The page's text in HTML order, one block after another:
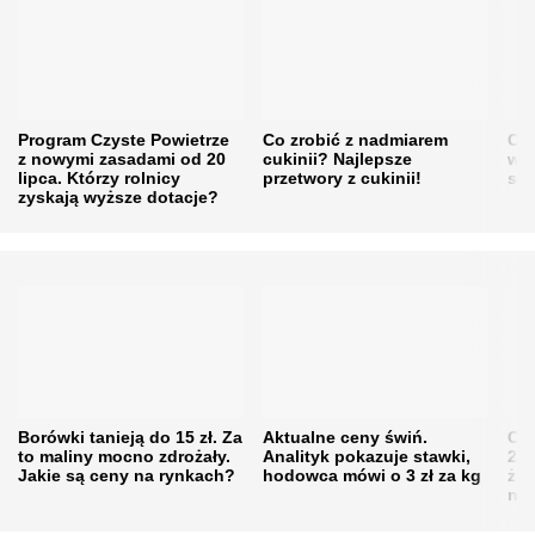
Program Czyste Powietrze
z nowymi zasadami od 20
lipca. Którzy rolnicy
zyskają wyższe dotacje?
Co zrobić z nadmiarem
cukinii? Najlepsze
przetwory z cukinii!
w
Borówki tanieją do 15 zł. Za
to maliny mocno zdrożały.
Jakie są ceny na rynkach?
Aktualne ceny świń.
Analityk pokazuje stawki,
hodowca mówi o 3 zł za kg